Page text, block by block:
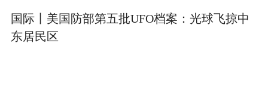
国际丨美国防部第五批UFO档案：光球飞掠中
东居民区